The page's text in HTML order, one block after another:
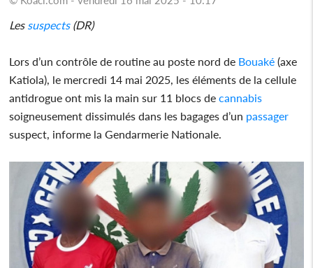
Les suspects(DR)
Lors d’un contrôle de routine au poste nord de Bouaké (axe
Katiola), le mercredi 14 mai 2025, les éléments de la cellule
antidrogue ont mis la main sur 11 blocs decannabis
soigneusement dissimulés dans les bagages d’un passager
suspect, informe la Gendarmerie Nationale.